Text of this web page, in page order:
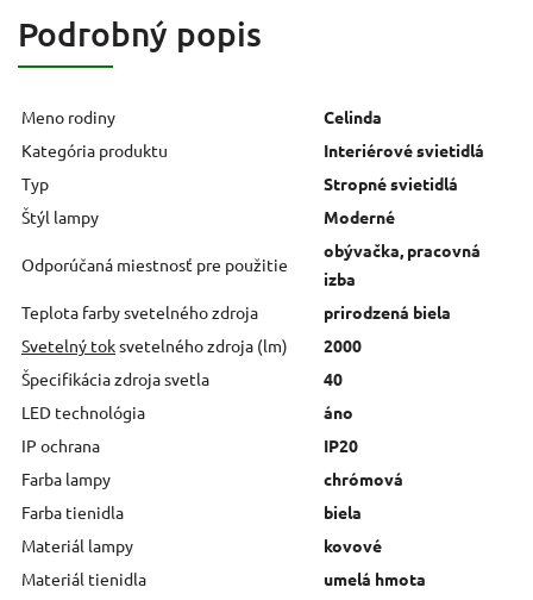
Podrobný popis
Meno rodiny
Celinda
Kategória produktu
Interiérové svietidlá
Typ
Stropné svietidlá
Štýl lampy
Moderné
Odporúčaná miestnosť pre použitie
obývačka, pracovná
izba
Teplota farby svetelného zdroja
prirodzená biela
Svetelný toksvetelného zdroja (lm)
2000
Špecifikácia zdroja svetla
40
LED technológia
áno
IP ochrana
IP20
Farba lampy
chrómová
Farba tienidla
biela
Materiál lampy
kovové
Materiál tienidla
umelá hmota